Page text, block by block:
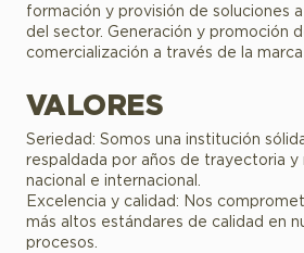
formación y provisión de soluciones
del sector. Generación y promoción
comercialización a través de la
VALORES
Seriedad: Somos una institución
respaldada por años de trayectoria y
nacional e internacional.
Excelencia y calidad: Nos
más altos estándares de calidad en
procesos.